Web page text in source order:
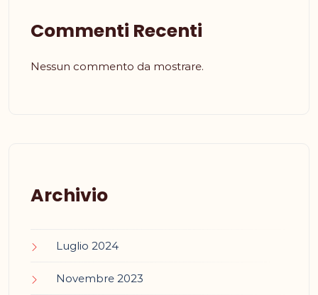
Commenti Recenti
Nessun commento da mostrare.
Archivio
Luglio 2024
Novembre 2023